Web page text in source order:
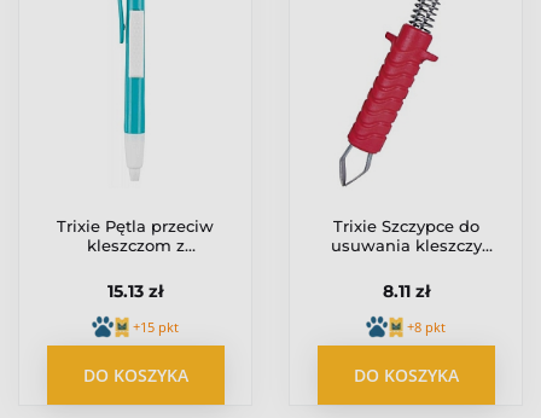
Trixie Pętla przeciw
kleszczom z
15.13 zł
+15 pkt
DO KOSZYKA
Trixie Szczypce do
usuwania kleszczy
8.11 zł
+8 pkt
DO KOSZYKA